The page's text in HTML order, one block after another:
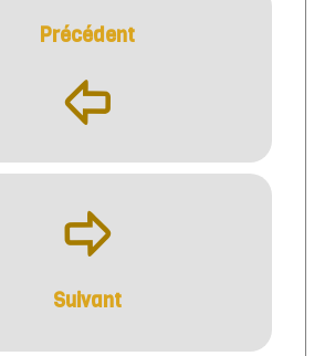
Précédent
þ
ÿ
Suivant